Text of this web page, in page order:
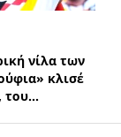
νίλα των
κλισέ
του...